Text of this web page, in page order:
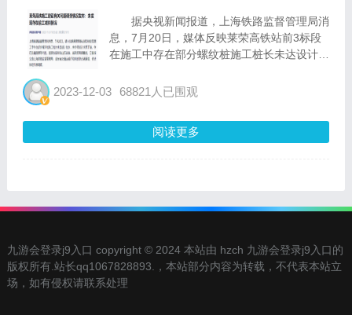
据央视新闻报道，上海铁路监督管理局消
息，7月20日，媒体反映莱荣高铁站前3标段
在施工中存在部分螺纹桩施工桩长未达设计桩
题。国家铁路局和山东省委、省政府高度重
交通运输厅组成的...
2023-12-03 68821人已围观
阅读更多
九游会登录j9入口 copyright © 2024 本站由 hzch 九游会登录j9入口的
版权所有.站长qq1067828893.，本站部分内容为转载，不代表本站立
场，如有侵权请联系处理